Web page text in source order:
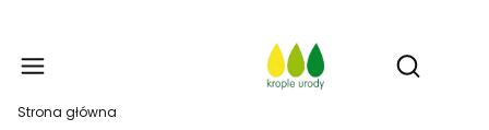
Otwórz
Strona główna